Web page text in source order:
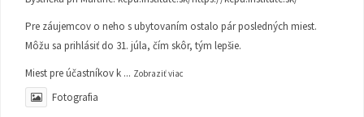
Pre záujemcov o neho s ubytovaním ostalo pár posledných miest.
Môžu sa prihlásiť do 31. júla, čím skôr, tým lepšie.
Miest pre účastníkov k ... Zobraziť viac
Fotografia